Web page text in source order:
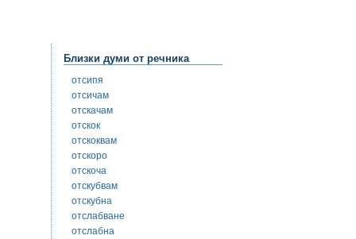
Близки думи от речника
отсипя
отсичам
отскачам
отскок
отскоквам
отскоро
отскоча
отскубвам
отскубна
отслабване
отслабна